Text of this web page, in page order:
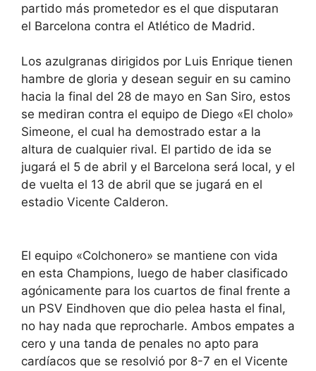
partido más prometedor es el que disputaran
el Barcelona contra el Atlético de Madrid.
Los azulgranas dirigidos por Luis Enrique tienen
hambre de gloria y desean seguir en su camino
hacia la final del 28 de mayo en San Siro, estos
se mediran contra el equipo de Diego «El cholo»
Simeone, el cual ha demostrado estar a la
altura de cualquier rival. El partido de ida se
jugará el 5 de abril y el Barcelona será local, y el
de vuelta el 13 de abril que se jugará en el
estadio Vicente Calderon.
El equipo «Colchonero» se mantiene con vida
en esta Champions, luego de haber clasificado
agónicamente para los cuartos de final frente a
un PSV Eindhoven que dio pelea hasta el final,
no hay nada que reprocharle. Ambos empates a
cero y una tanda de penales no apto para
cardíacos que se resolvió por 8-7 en el Vicente